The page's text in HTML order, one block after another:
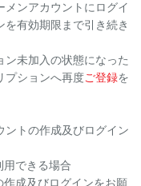
ンアカウントにログイ
を有効期限まで引き続き
ン未加入の状態になった
プションへ再度ご登録を
ントの作成及びログイン
用できる場合
成及びログインをお願